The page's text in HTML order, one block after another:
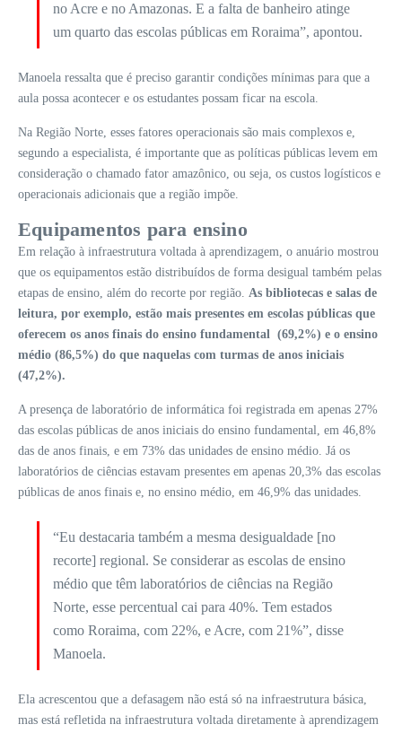
no Acre e no Amazonas. E a falta de banheiro atinge
um quarto das escolas públicas em Roraima”, apontou.
Manoela ressalta que é preciso garantir condições mínimas para que a
aula possa acontecer e os estudantes possam ficar na escola.
Na Região Norte, esses fatores operacionais são mais complexos e,
segundo a especialista, é importante que as políticas públicas levem em
consideração o chamado fator amazônico, ou seja, os custos logísticos e
operacionais adicionais que a região impõe.
Equipamentos para ensino
Em relação à infraestrutura voltada à aprendizagem, o anuário mostrou
que os equipamentos estão distribuídos de forma desigual também pelas
etapas de ensino, além do recorte por região. As bibliotecas e salas de
leitura, por exemplo, estão mais presentes em escolas públicas que
oferecem os anos finais do ensino fundamental (69,2%) e o ensino
médio (86,5%) do que naquelas com turmas de anos iniciais
(47,2%).
A presença de laboratório de informática foi registrada em apenas 27%
das escolas públicas de anos iniciais do ensino fundamental, em 46,8%
das de anos finais, e em 73% das unidades de ensino médio. Já os
laboratórios de ciências estavam presentes em apenas 20,3% das escolas
públicas de anos finais e, no ensino médio, em 46,9% das unidades.
“Eu destacaria também a mesma desigualdade [no
recorte] regional. Se considerar as escolas de ensino
médio que têm laboratórios de ciências na Região
Norte, esse percentual cai para 40%. Tem estados
como Roraima, com 22%, e Acre, com 21%”, disse
Manoela.
Ela acrescentou que a defasagem não está só na infraestrutura básica,
mas está refletida na infraestrutura voltada diretamente à aprendizagem